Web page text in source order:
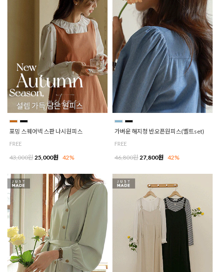
포밍 스퀘어넥 스판 나시원피스
FREE
43,000원 25,000원 42%
가벼운 해지청 반오픈원피스(벨트set)
FREE
46,800원 27,800원 42%